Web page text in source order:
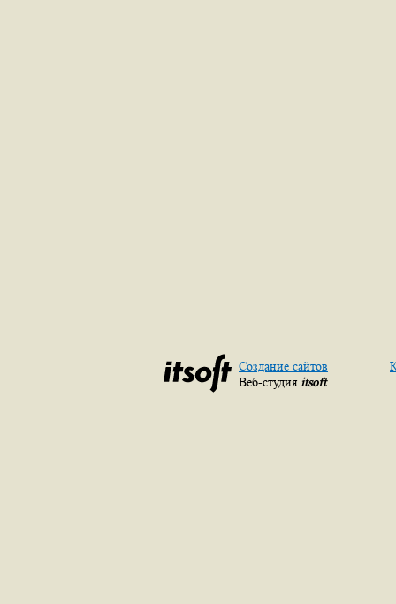
Создание сайтов
Веб-студия itsoft